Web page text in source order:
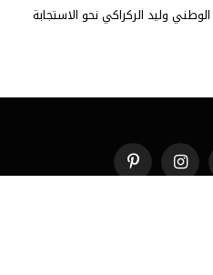
وليد الركراكي نحو الاستجابة
الانستغرامبينتيريست